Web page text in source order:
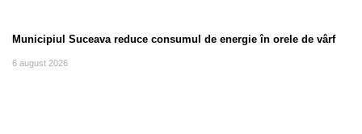
Municipiul Suceava reduce consumul de energie în orele de vârf
6 august 2026